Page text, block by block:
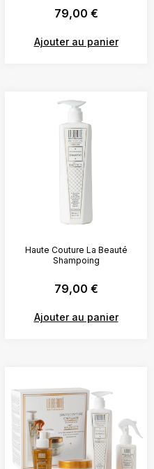
79,00 €
Ajouter au panier
Haute Couture La Beauté
Shampoing
79,00 €
Ajouter au panier